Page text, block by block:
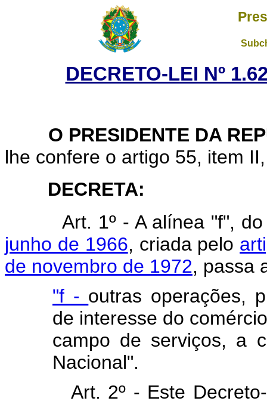
DECRETO-LEI Nº
O PRESIDENTE DA
lhe confere o artigo 55, item
DECRETA:
Art. 1º - A alínea "f",
junho de 1966, criada pelo
de novembro de 1972, passa
"f - outras operações,
de interesse do
campo de serviços, a
Nacional".
Art. 2º - Este Decreto-